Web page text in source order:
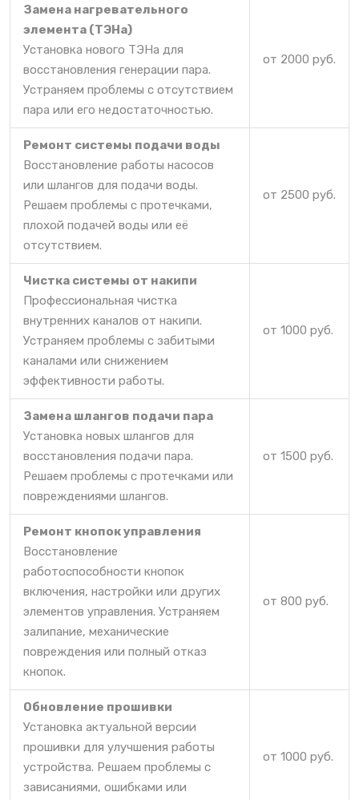
Замена нагревательного
элемента (ТЭНа)
Установка нового ТЭНа для
восстановления генерации пара.
Устраняем проблемы с отсутствием
пара или его недостаточностью.
от 2000 руб.
Ремонт системы подачи воды
Восстановление работы насосов
или шлангов для подачи воды.
Решаем проблемы с протечками,
плохой подачей воды или её
отсутствием.
от 2500 руб.
Чистка системы от накипи
Профессиональная чистка
внутренних каналов от накипи.
Устраняем проблемы с забитыми
каналами или снижением
эффективности работы.
от 1000 руб.
Замена шлангов подачи пара
Установка новых шлангов для
восстановления подачи пара.
Решаем проблемы с протечками или
повреждениями шлангов.
от 1500 руб.
Ремонт кнопок управления
Восстановление
работоспособности кнопок
включения, настройки или других
элементов управления. Устраняем
залипание, механические
повреждения или полный отказ
кнопок.
от 800 руб.
Обновление прошивки
Установка актуальной версии
прошивки для улучшения работы
устройства. Решаем проблемы с
зависаниями, ошибками или
от 1000 руб.